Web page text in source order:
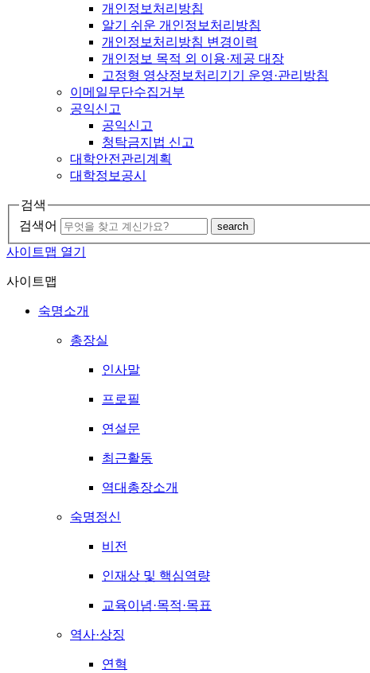
개인정보처리방침
알기 쉬운 개인정보처리방침
개인정보처리방침 변경이력
개인정보 목적 외 이용·제공 대장
고정형 영상정보처리기기 운영·관리방침
이메일무단수집거부
공익신고
공익신고
청탁금지법 신고
대학안전관리계획
대학정보공시
검색
검색어
search
사이트맵 열기
사이트맵
숙명소개
총장실
인사말
프로필
연설문
최근활동
역대총장소개
숙명정신
비전
인재상 및 핵심역량
교육이념·목적·목표
역사·상징
연혁